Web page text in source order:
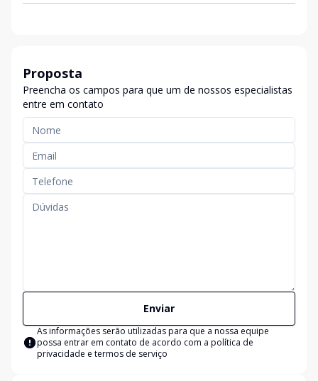
Proposta
Preencha os campos para que um de nossos especialistas
entre em contato
Enviar
As informações serão utilizadas para que a nossa equipe
possa entrar em contato de acordo com a política de
privacidade e termos de serviço